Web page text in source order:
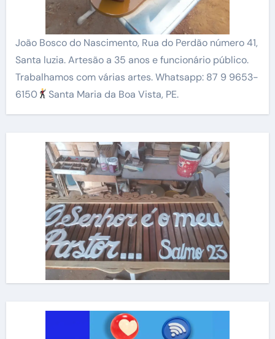
João Bosco do Nascimento, Rua do Perdão número 41,
Santa luzia. Artesão a 35 anos e funcionário público.
Trabalhamos com várias artes. Whatsapp: 87 9 9653-
6150
Santa Maria da Boa Vista, PE.